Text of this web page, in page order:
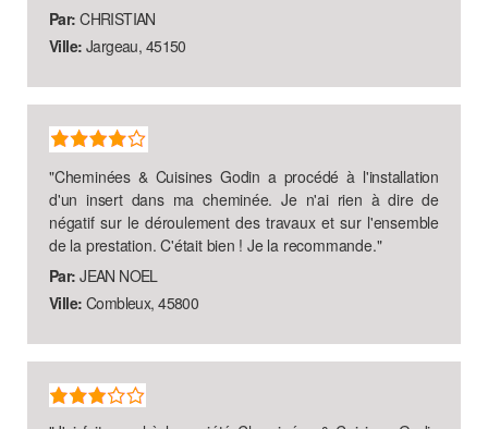
Par: CHRISTIAN
Ville: Jargeau, 45150
"Cheminées & Cuisines Godin a procédé à l'installation
d'un insert dans ma cheminée. Je n'ai rien à dire de
négatif sur le déroulement des travaux et sur l'ensemble
de la prestation. C'était bien ! Je la recommande."
Par: JEAN NOEL
Ville: Combleux, 45800